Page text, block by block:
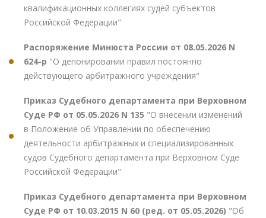
квалификационных коллегиях судей субъектов
Российской Федерации"
Распоряжение Минюста России от 08.05.2026 N
624-р "О депонировании правил постоянно
действующего арбитражного учреждения"
Приказ Судебного департамента при Верховном
Суде РФ от 05.05.2026 N 135 "О внесении изменений
в Положение об Управлении по обеспечению
деятельности арбитражных и специализированных
судов Судебного департамента при Верховном Суде
Российской Федерации"
Приказ Судебного департамента при Верховном
Суде РФ от 10.03.2015 N 60 (ред. от 05.05.2026) "Об